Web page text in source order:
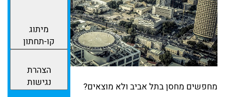
מיתוג
קו-תחתון
הצהרת
נגישות
מחפשים מחסן בתל אביב ולא מוצאים?